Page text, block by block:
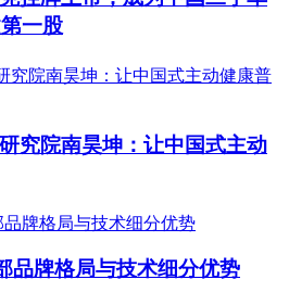
一股
究院南昊坤：让中国式主动
品牌格局与技术细分优势